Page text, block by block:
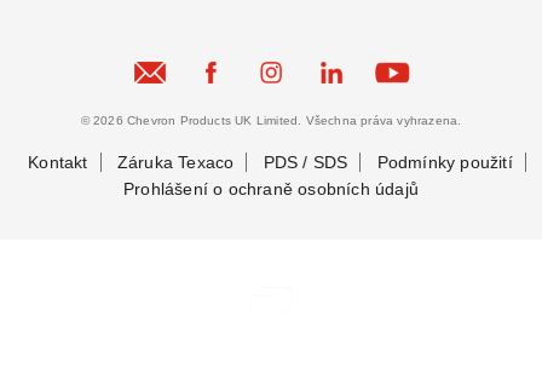
© 2026 Chevron Products UK Limited. Všechna práva vyhrazena.
Kontakt Záruka Texaco PDS / SDS
Podmínky použití
Prohlášení o ochraně osobních údajů